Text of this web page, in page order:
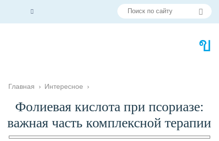
Главная › Интересное ›
Фолиевая кислота при псориазе:
важная часть комплексной терапии